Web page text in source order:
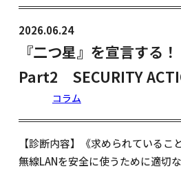
2026.06.24
『二つ星』を宣言す
Part2 SECURITY
コラム
【診断内容】《求められているこ
無線LANを安全に使うために適切